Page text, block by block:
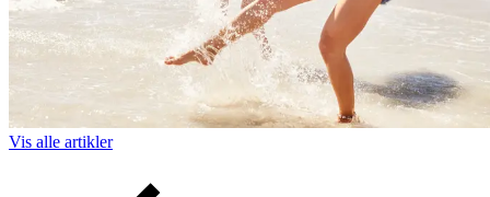
Vis alle artikler